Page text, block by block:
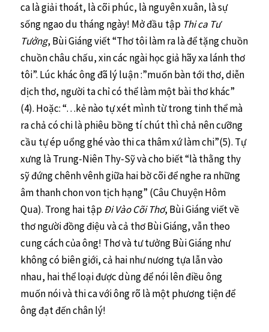
ca là giải thoát, là cõi phúc, là nguyên xuân, là sự
sống ngao du tháng ngày! Mở đầu tập Thi ca Tư
Tưởng, Bùi Giáng viết “Thơ tôi làm ra là để tặng chuồn
chuồn châu chấu, xin các ngài học giả hãy xa lánh thơ
tôi”. Lúc khác ông đã lý luận :”muốn bàn tới thơ, diễn
dịch thơ, người ta chỉ có thể làm một bài thơ khác”
(4). Hoặc: “…kẻ nào tự xét mình từ trong tinh thể mà
ra chả có chi là phiêu bồng tí chút thì chả nên cưỡng
cầu tự ép uổng ghé vào thi ca thâm xứ làm chi”(5). Tự
xưng là Trung-Niên Thy-Sỹ và cho biết “là thằng thy
sỹ đứng chênh vênh giữa hai bờ cõi để nghe ra những
âm thanh chon von tịch hạng” (Câu Chuyện Hôm
Qua). Trong hai tập Đi Vào Cõi Thơ, Bùi Giáng viết về
thơ người đồng điệu và cả thơ Bùi Giáng, vẫn theo
cung cách của ông! Thơ và tư tưởng Bùi Giáng như
không có biên giới, cả hai như nương tựa lẫn vào
nhau, hai thể loại được dùng để nói lên điều ông
muốn nói và thi ca với ông rõ là một phương tiện để
ông đạt đến chân lý!